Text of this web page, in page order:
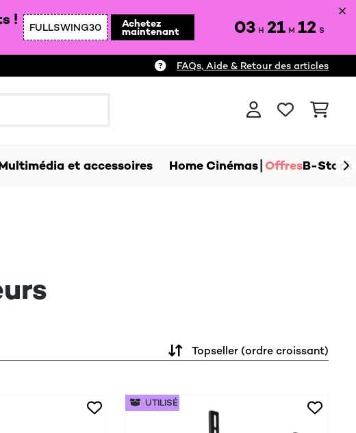
! FULLSWING30 Achetez
maintenant 03 H 21 M 10 S
FAQs, Aide & Retour des articles
et accessoires Home Cinémas OffresB-Stock
Topseller (ordre croissant)
UTILISÉ